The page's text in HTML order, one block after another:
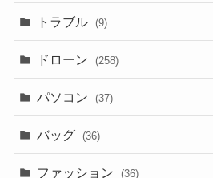
トラブル (9)
ドローン (258)
パソコン (37)
バッグ (36)
ファッション (36)